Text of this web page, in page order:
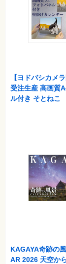
【ヨドバシカメ
受注生産 高画質
ル付き そとねこ
KAGAYA奇跡の
AR 2026 天空か